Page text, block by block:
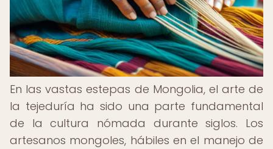
En las vastas estepas de Mongolia, el arte de
la tejeduría ha sido una parte fundamental
de la cultura nómada durante siglos. Los
artesanos mongoles, hábiles en el manejo de